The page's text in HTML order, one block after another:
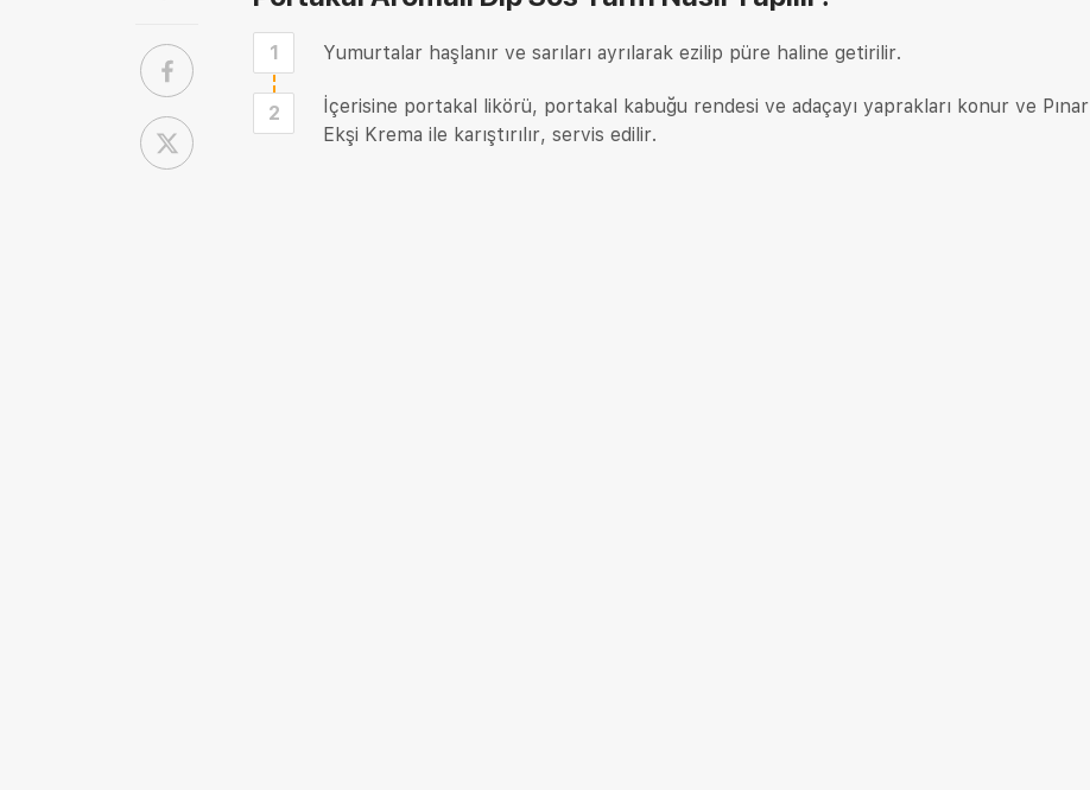
1 Yumurtalar haşlanır ve sarıları ayrılarak ezilip püre haline getirilir.
2
İçerisine portakal likörü, portakal kabuğu rendesi ve adaçayı yaprakları konur ve Pınar
Ekşi Krema ile karıştırılır, servis edilir.